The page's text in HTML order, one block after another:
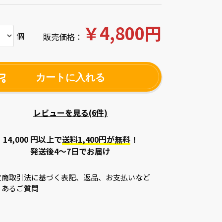
個 販売価格： ￥4,800円
カートに入れる
レビューを見る(6件)
14,000 円以上で送料1,400円が無料！
発送後4～7日でお届け
取引法に基づく表記、返品、お支払いなど
るご質問